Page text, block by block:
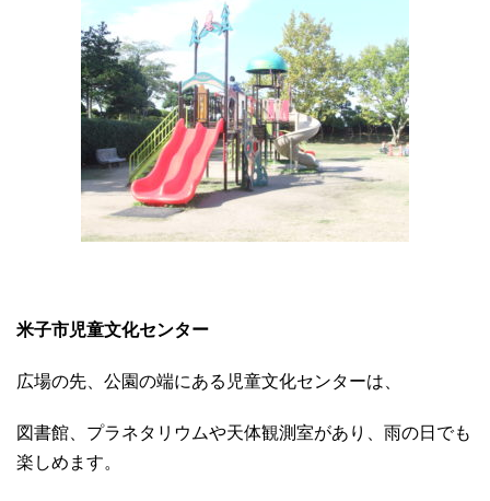
米子市児童文化センター
広場の先、公園の端にある児童文化センターは、
図書館、プラネタリウムや天体観測室があり、雨の日でも
楽しめます。